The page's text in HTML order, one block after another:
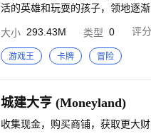
活的英雄和玩耍的孩子，领地逐
吃饭，睡觉，与异性恋爱，玩家
领地中，英雄工作效率提升领地
与兵种之间的搭配，英雄与英雄
阔，运用分屏来展现游戏的镜头
大小 293.43M 类型 0 评分
游戏王 卡牌 冒险
城建大亨 (Moneyland)
收集现金，购买商铺，获取更大财